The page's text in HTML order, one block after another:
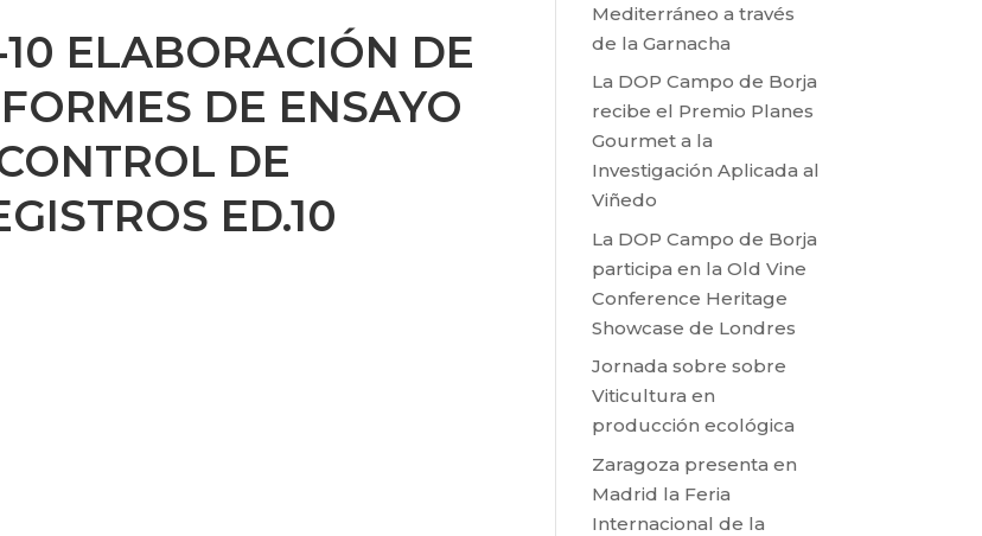
10 ELABORACIÓN DE
DE ENSAYO
DE
ED.10
Mediterráneo a través
de la Garnacha
La DOP Campo de Borja
recibe el Premio Planes
Gourmet a la
Investigación Aplicada al
Viñedo
La DOP Campo de Borja
participa en la Old Vine
Conference Heritage
Showcase de Londres
Jornada sobre sobre
Viticultura en
producción ecológica
Zaragoza presenta en
Madrid la Feria
Internacional de la